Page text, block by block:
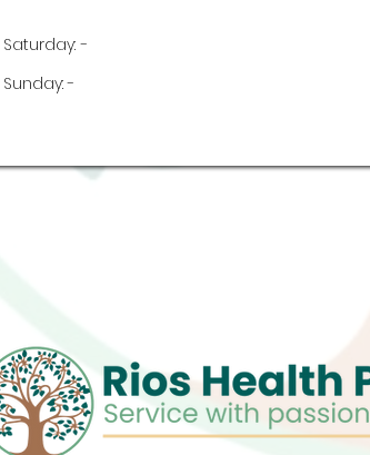
Saturday: -
Sunday: -